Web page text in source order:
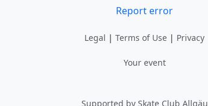
Report error
Legal | Terms of Use | Privacy
Your event
Supported by Skate Club Allgäu